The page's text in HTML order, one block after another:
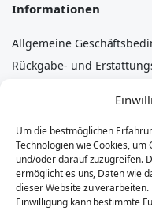
Um die bestmöglichen
Technologien wie Cookies,
und/oder darauf zuzugreifen.
ermöglicht es uns, Daten wie
dieser Website zu
Einwilligung kann bestimmte
Informationen
Allgemeine
Rückgabe- und
Impressum
Haftungsausschluss